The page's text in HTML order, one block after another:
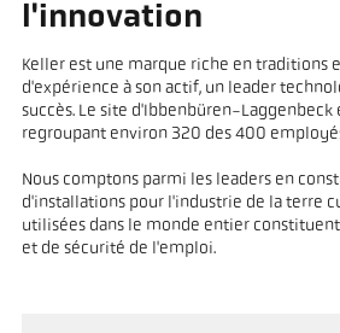
l'innovation
Keller est une marque riche en traditions
d'expérience à son actif, un leader
succès. Le site d'Ibbenbüren-Laggenbeck
regroupant environ 320 des 400
Nous comptons parmi les leaders en
d'installations pour l'industrie de la terre
utilisées dans le monde entier constituent
et de sécurité de l'emploi.